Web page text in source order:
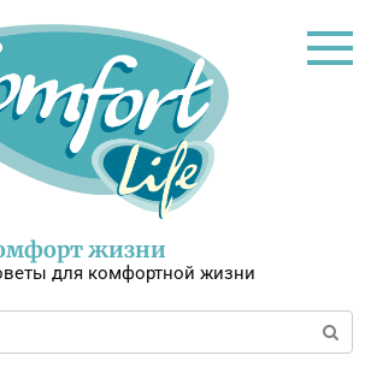
жизни
для комфортной жизни